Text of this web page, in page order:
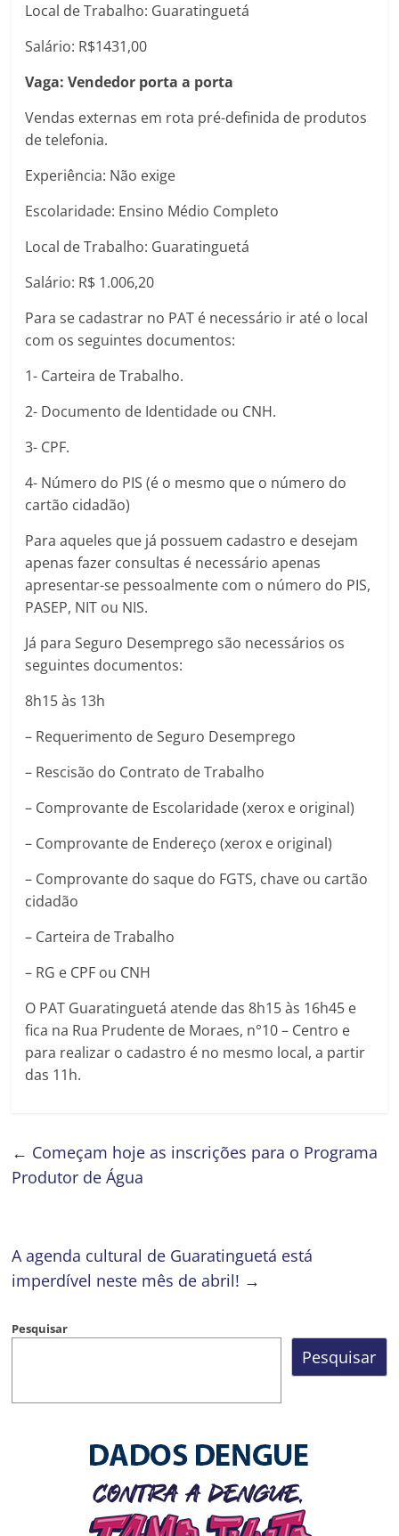
Local de Trabalho: Guaratinguetá
Salário: R$1431,00
Vaga: Vendedor porta a porta
Vendas externas em rota pré-definida de produtos
de telefonia.
Experiência: Não exige
Escolaridade: Ensino Médio Completo
Local de Trabalho: Guaratinguetá
Salário: R$ 1.006,20
Para se cadastrar no PAT é necessário ir até o local
com os seguintes documentos:
1- Carteira de Trabalho.
2- Documento de Identidade ou CNH.
3- CPF.
4- Número do PIS (é o mesmo que o número do
cartão cidadão)
Para aqueles que já possuem cadastro e desejam
apenas fazer consultas é necessário apenas
apresentar-se pessoalmente com o número do PIS,
PASEP, NIT ou NIS.
Já para Seguro Desemprego são necessários os
seguintes documentos:
8h15 às 13h
– Requerimento de Seguro Desemprego
– Rescisão do Contrato de Trabalho
– Comprovante de Escolaridade (xerox e original)
– Comprovante de Endereço (xerox e original)
– Comprovante do saque do FGTS, chave ou cartão
cidadão
– Carteira de Trabalho
– RG e CPF ou CNH
O PAT Guaratinguetá atende das 8h15 às 16h45 e
fica na Rua Prudente de Moraes, n°10 – Centro e
para realizar o cadastro é no mesmo local, a partir
das 11h.
← Começam hoje as inscrições para o Programa
Produtor de Água
A agenda cultural de Guaratinguetá está
imperdível neste mês de abril! →
Pesquisar
Pesquisar